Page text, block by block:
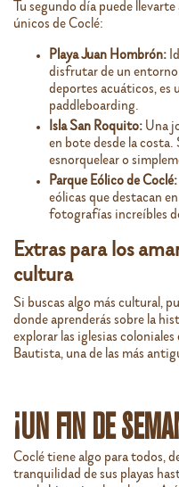
Tu segundo día puede
únicos de Coclé:
Playa Juan Hombrón:
disfrutar de un entorno
deportes acuáticos, es
paddleboarding.
Isla San Roquito: Una
en bote desde la costa.
esnorquelear o
Parque Eólico de Coclé:
eólicas que destacan
fotografías increíbles
Extras para los
cultura
Si buscas algo más cultural,
donde aprenderás sobre la
explorar las iglesias
Bautista, una de las más
¡UN FIN DE
Coclé tiene algo para todos,
tranquilidad de sus playas